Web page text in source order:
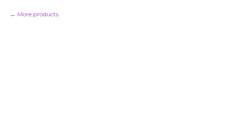
More products